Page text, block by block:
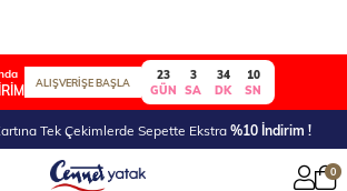
ALIŞVERİŞE BAŞLA
23
GÜN
3
SA
34
DK
10
SN
Tek Çekimlerde Sepette Ekstra%10 İndirim !
0